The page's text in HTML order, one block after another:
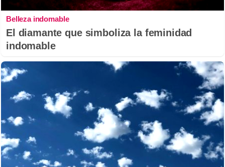
Belleza indomable
El diamante que simboliza la feminidad
indomable